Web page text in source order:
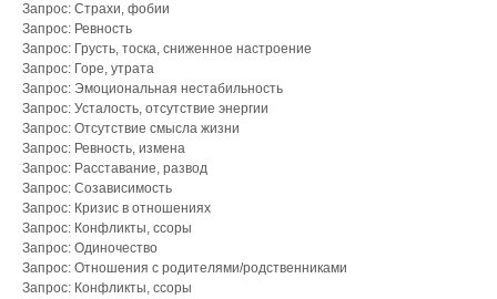
Запрос: Страхи, фобии
Запрос: Ревность
Запрос: Грусть, тоска, сниженное настроение
Запрос: Горе, утрата
Запрос: Эмоциональная нестабильность
Запрос: Усталость, отсутствие энергии
Запрос: Отсутствие смысла жизни
Запрос: Ревность, измена
Запрос: Расставание, развод
Запрос: Созависимость
Запрос: Кризис в отношениях
Запрос: Конфликты, ссоры
Запрос: Одиночество
Запрос: Отношения с родителями/родственниками
Запрос: Конфликты, ссоры